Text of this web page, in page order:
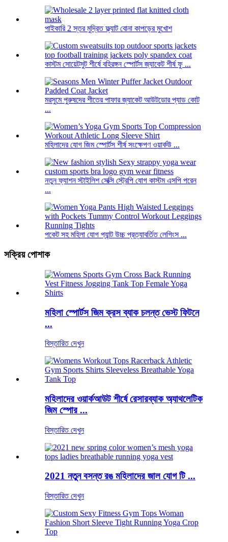
পাইকারি 2 স্তর মুদ্রিত ফ্ল্যাট বোনা কাপড়ের মুখোশ
কাস্টম সোয়েটসুট শীর্ষে বহিরঙ্গন স্পোর্টস জ্যাকেট শীর্ষ ফু ...
মরসুমে পুরুষদের শীতের পাফার জ্যাকেট আউটডোর প্যাড কোট
...
মহিলাদের যোগ জিম স্পোর্টস শীর্ষ সংক্ষেপণ ওয়ার্কউ ...
নতুন ফ্যাশন স্টাইলিশ সেক্সি স্ট্রেপি যোগ কাস্টম এসপি পরেন
...
পকেট সহ মহিলা যোগ প্যান্ট উচ্চ প্রত্যাবর্তিত লেগিংস ...
সক্রিয় পোশাক
মহিলা স্পোর্টস জিম ক্রস ব্যাক চলন্ত ভেস্ট ফিটনে
...
বিস্তারিত দেখুন
মহিলাদের ওয়ার্কআউট শীর্ষে রেসারব্যাক অ্যাথলেটিক
জিম স্পোর ...
বিস্তারিত দেখুন
2021 নতুন বসন্ত রঙ মহিলাদের জাল যোগ টি ...
বিস্তারিত দেখুন